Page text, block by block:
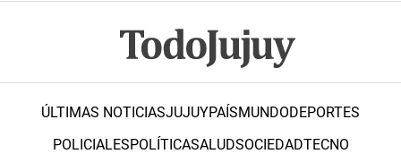
ÚLTIMAS NOTICIASJUJUYPAÍSMUNDODEPORTES
POLICIALESPOLÍTICASALUDSOCIEDADTECNO